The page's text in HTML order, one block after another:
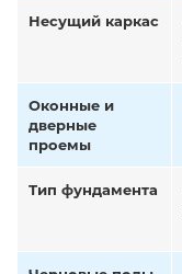
Несущий каркас
Оконные и
дверные
проемы
Тип фундамента